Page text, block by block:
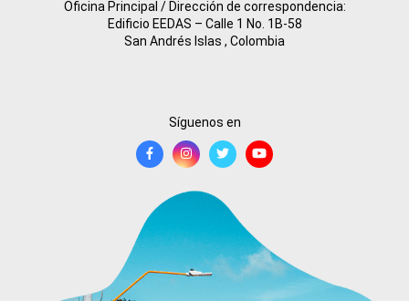
Oficina Principal / Dirección de correspondencia:
Edificio EEDAS – Calle 1 No. 1B-58
San Andrés Islas , Colombia
Síguenos en